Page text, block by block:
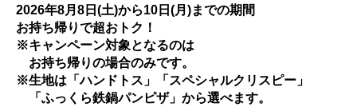
2026年8月8日(土)から10日(月)までの期間
お持ち帰りで超おトク！
※キャンペーン対象となるのは
お持ち帰りの場合のみです。
※生地は「ハンドトス」「スペシャルクリスピー」
「ふっくら鉄鍋パンピザ」から選べます。